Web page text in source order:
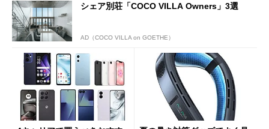
シェア別荘「COCO VILLA Owners」3選
AD（COCO VILLA on GOETHE）